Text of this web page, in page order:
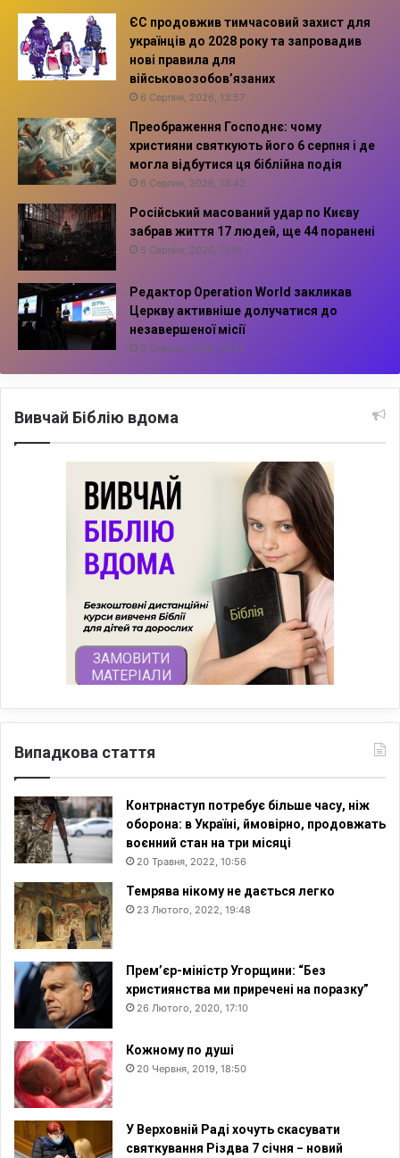
ЄС продовжив тимчасовий захист для
українців до 2028 року та запровадив
нові правила для
військовозобов’язаних
6 Серпня, 2026, 13:57
Преображення Господнє: чому
християни святкують його 6 серпня і де
могла відбутися ця біблійна подія
6 Серпня, 2026, 13:42
Російський масований удар по Києву
забрав життя 17 людей, ще 44 поранені
5 Серпня, 2026, 11:16
Редактор Operation World закликав
Церкву активніше долучатися до
незавершеної місії
5 Серпня, 2026, 10:14
Вивчай Біблію вдома
Випадкова стаття
Контрнаступ потребує більше часу, ніж
оборона: в Україні, ймовірно, продовжать
воєнний стан на три місяці
20 Травня, 2022, 10:56
Темрява нікому не дається легко
23 Лютого, 2022, 19:48
Прем’єр-міністр Угорщини: “Без
християнства ми приречені на поразку”
26 Лютого, 2020, 17:10
Кожному по душі
20 Червня, 2019, 18:50
У Верховній Раді хочуть скасувати
святкування Різдва 7 січня − новий